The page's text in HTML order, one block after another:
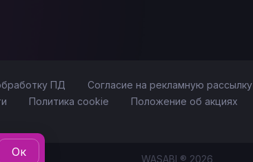
ПД Согласие на рекламную рассылку
Политика cookie Положение об акциях
WASABI ® 2026
Oк